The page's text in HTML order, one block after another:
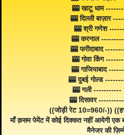
🎰 खाटू धाम
🎰 दिल्ली बाज़ार
🎰 श्री गणेश
🎰 करनाल
🎰 फरीदाबाद
🎰 गोवा किंग
🎰 गाजियाबाद
🎰 दुबई गोल्ड
🎰 गली
🎰 दिसावर
((जोड़ी रेट 10=960/-))
माँ क़सम पेमेंट में कोई दिक्कत नहीं आयेगी एक
मैनेजर की